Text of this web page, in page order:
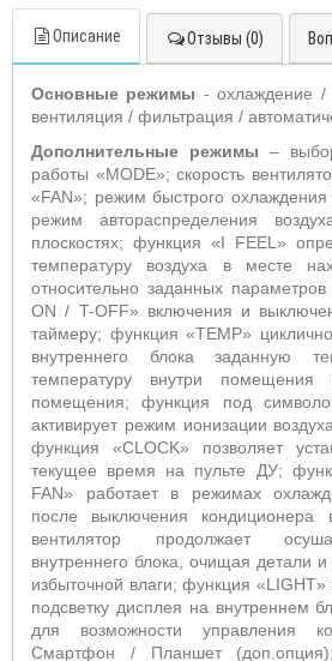
Описание Отзывы (0)
Основные режимы - охлаждение /
вентиляция / фильтрация /
Дополнительные режимы –
работы «MODE»;скорость
«FAN»; режим быстрого охлаждения
режим автораспределения
плоскостях; функция «I FEEL»
температуру воздуха в месте
относительно заданных
ON / T-OFF» включения и
таймеру; функция «TEMP»
внутреннего блока заданную
температуру внутри
помещения; функция под
активирует режим ионизации
функция «CLOCK» позволяет
текущее время на пульте ДУ;
FAN» работает в режимах
после выключения
вентилятор продолжает
внутреннего блока, очищая детали и
избыточной влаги; функция «LIGHT»
подсветку дисплея на внутреннем
для возможности управления
Смартфон / Планшет (доп.опция);